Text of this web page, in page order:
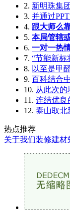
2. 新明珠集
3. 并通过
4. 跟大师么
5. 本局管辖
6. 一对一热
7. “节能新标
8. 以至是甲
9. 百科结合
10. 从此次
11. 连结优良
12. 泰山取北
热点推荐
关于我们装修建材